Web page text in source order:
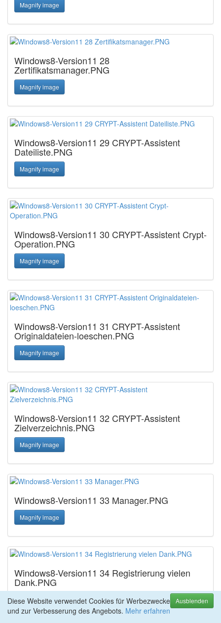
Magnify image
Windows8-Version11 28
Zertifikatsmanager.PNG
Magnify image
Windows8-Version11 29 CRYPT-Assistent
Dateiliste.PNG
Magnify image
Windows8-Version11 30 CRYPT-Assistent Crypt-
Operation.PNG
Magnify image
Windows8-Version11 31 CRYPT-Assistent
Originaldateien-loeschen.PNG
Magnify image
Windows8-Version11 32 CRYPT-Assistent
Zielverzeichnis.PNG
Magnify image
Windows8-Version11 33 Manager.PNG
Magnify image
Windows8-Version11 34 Registrierung vielen
Dank.PNG
Magnify image Ausblenden
Diese Website verwendet Cookies für Werbezwecke
und zur Verbesserung des Angebots. Mehr erfahren